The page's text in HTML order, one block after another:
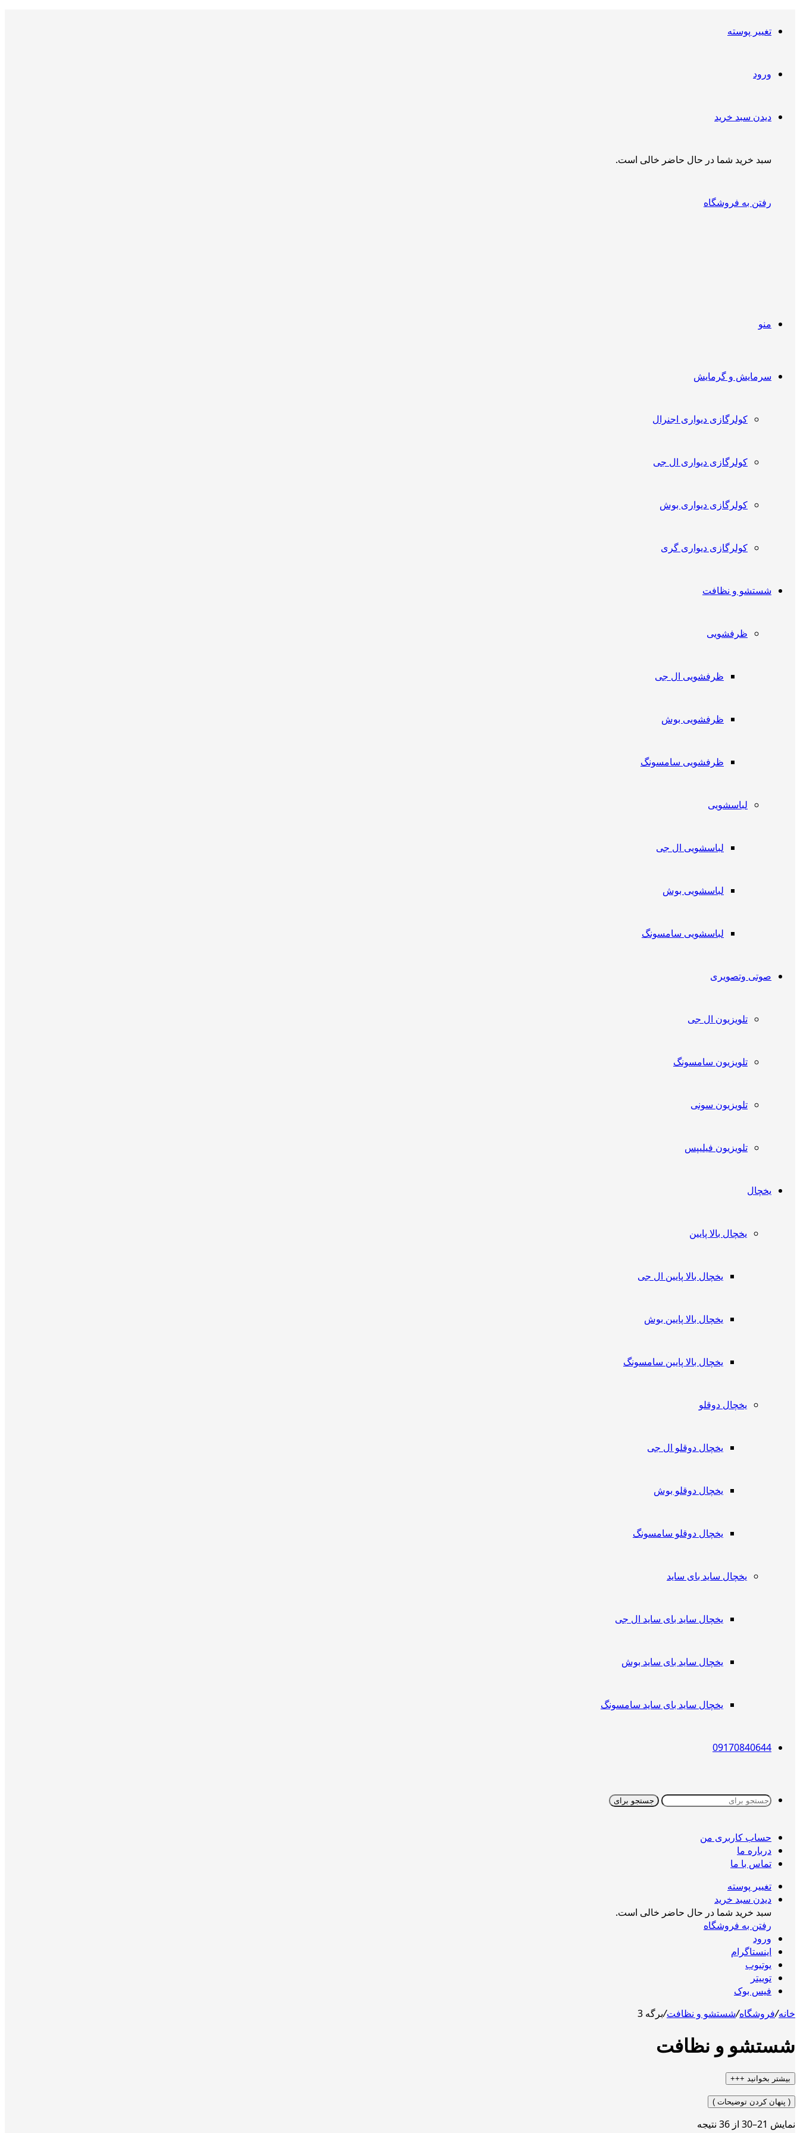
تغییر پوسته
ورود
دیدن سبد خرید
سبد خرید شما در حال حاضر خالی است.
رفتن به فروشگاه
منو
سرمایش و گرمایش
کولرگازی دیواری اجنرال
کولرگازی دیواری ال جی
کولرگازی دیواری بوش
کولرگازی دیواری گری
شستشو و نظافت
ظرفشویی
ظرفشویی ال جی
ظرفشویی بوش
ظرفشویی سامسونگ
لباسشویی
لباسشویی ال جی
لباسشویی بوش
لباسشویی سامسونگ
صوتی وتصویری
تلویزیون ال جی
تلویزیون سامسونگ
تلویزیون سونی
تلویزیون فیلیپس
یخچال
یخچال بالا پایین
یخچال بالا پایین ال جی
یخچال بالا پایین بوش
یخچال بالا پایین سامسونگ
یخچال دوقلو
یخچال دوقلو ال جی
یخچال دوقلو بوش
یخچال دوقلو سامسونگ
یخچال ساید بای ساید
یخچال ساید بای ساید ال جی
یخچال ساید بای ساید بوش
یخچال ساید بای ساید سامسونگ
09170840644
جستجو برای
حساب کاربری من
درباره ما
تماس با ما
تغییر پوسته
دیدن سبد خرید
سبد خرید شما در حال حاضر خالی است.
رفتن به فروشگاه
ورود
اینستاگرام
یوتیوب
توییتر
فیس بوک
خانه/فروشگاه/شستشو و نظافت/برگه 3
شستشو و نظافت
بیشتر بخوانید +++
( پنهان کردن توضیحات )
نمایش 21–30 از 36 نتیجه